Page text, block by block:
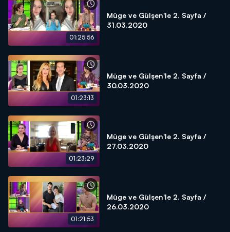
01:25:56
Müge ve Gülşen'le 2. Sayfa /
31.03.2020
01:23:13
Müge ve Gülşen'le 2. Sayfa /
30.03.2020
01:23:29
Müge ve Gülşen'le 2. Sayfa /
27.03.2020
01:21:53
Müge ve Gülşen'le 2. Sayfa /
26.03.2020